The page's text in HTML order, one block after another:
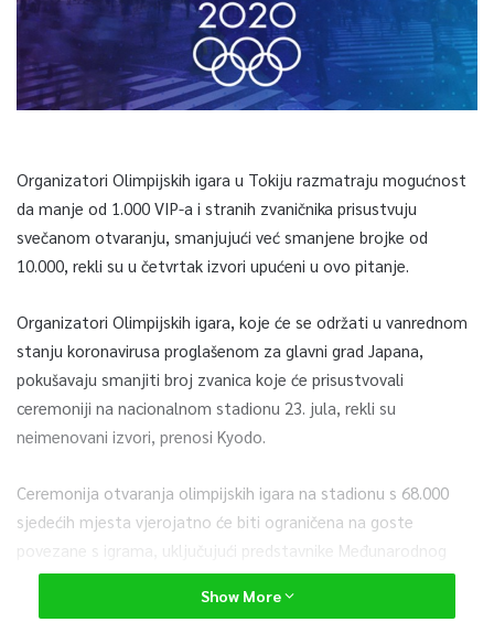
Organizatori Olimpijskih igara u Tokiju razmatraju mogućnost
da manje od 1.000 VIP-a i stranih zvaničnika prisustvuju
svečanom otvaranju, smanjujući već smanjene brojke od
10.000, rekli su u četvrtak izvori upućeni u ovo pitanje.
Organizatori Olimpijskih igara, koje će se održati u vanrednom
stanju koronavirusa proglašenom za glavni grad Japana,
pokušavaju smanjiti broj zvanica koje će prisustvovali
ceremoniji na nacionalnom stadionu 23. jula, rekli su
neimenovani izvori, prenosi Kyodo.
Ceremonija otvaranja olimpijskih igara na stadionu s 68.000
sjedećih mjesta vjerojatno će biti ograničena na goste
povezane s igrama, uključujući predstavnike Međunarodnog
olimpijskog odbora i strane uglednike, dok će navijače i goste
sponzora ostaviti za gledanje na televiziji.
Show More